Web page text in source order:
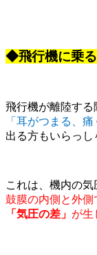
◆飛行機に乗
飛行機が離陸する
「耳がつまる、痛
出る方もいらっし
これは、機内の気
鼓膜の内側と外側
「気圧の差」 が生